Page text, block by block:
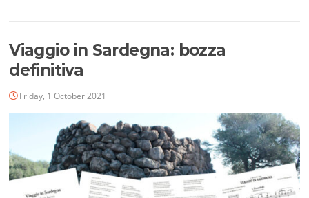
Viaggio in Sardegna: bozza
definitiva
Friday, 1 October 2021